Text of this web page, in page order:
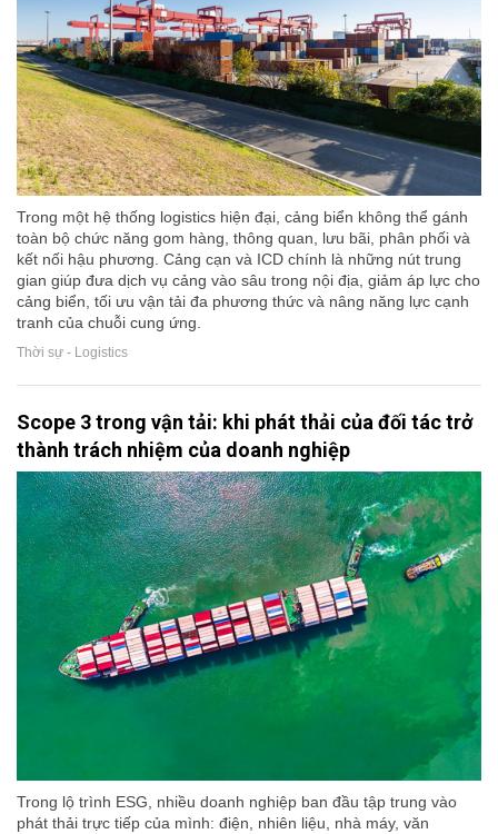
Trong một hệ thống logistics hiện đại, cảng biển không thể gánh
toàn bộ chức năng gom hàng, thông quan, lưu bãi, phân phối và
kết nối hậu phương. Cảng cạn và ICD chính là những nút trung
gian giúp đưa dịch vụ cảng vào sâu trong nội địa, giảm áp lực cho
cảng biển, tối ưu vận tải đa phương thức và nâng năng lực cạnh
tranh của chuỗi cung ứng.
Thời sự - Logistics
Scope 3 trong vận tải: khi phát thải của đối tác trở
thành trách nhiệm của doanh nghiệp
Trong lộ trình ESG, nhiều doanh nghiệp ban đầu tập trung vào
phát thải trực tiếp của mình: điện, nhiên liệu, nhà máy, văn